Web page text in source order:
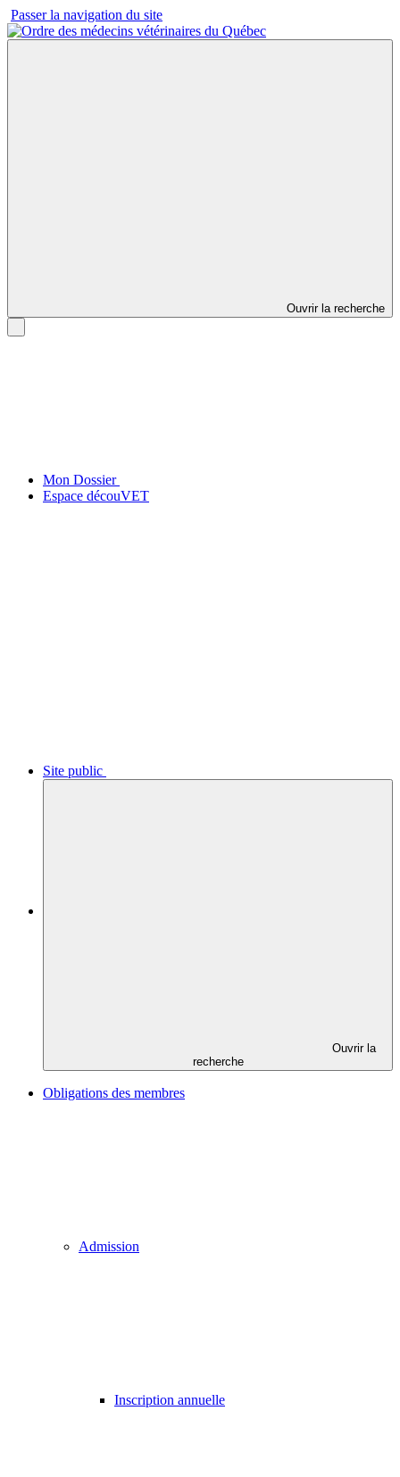
Passer la navigation du site
Ouvrir la recherche
Mon Dossier
Espace découVET
Site public
Ouvrir la
recherche
Obligations des membres
Admission
Inscription annuelle